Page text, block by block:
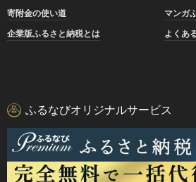
寄附金の使い道
マンガ
企業版ふるさと納税とは
よくあ
ふるなびオリジナルサービス